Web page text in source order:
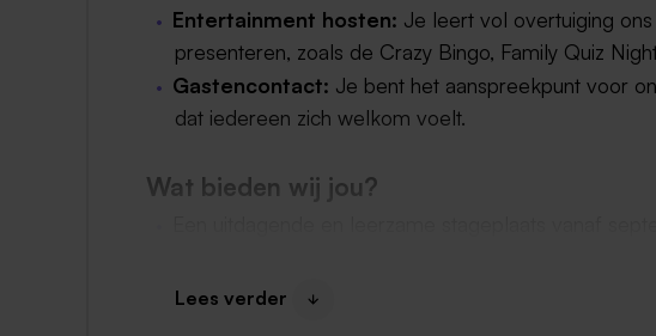
Entertainment hosten: Je leert vol overtuiging
presenteren, zoals de Crazy Bingo, Family Quiz
Gastencontact: Je bent het aanspreekpunt voor
dat iedereen zich welkom voelt.
Wat bieden wij jou?
Goede, persoonlijke stagebegeleiding door ervaren
Lees verder